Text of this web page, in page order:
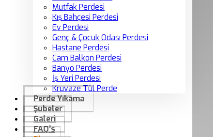
Mutfak Perdesi
Kış Bahçesi Perdesi
Ev Perdesi
Genç & Çocuk Odası Perdesi
Hastane Perdesi
Cam Balkon Perdesi
Banyo Perdesi
İş Yeri Perdesi
Kruvaze Tül Perde
Perde Yıkama
Şubeler
Galeri
FAQ’s